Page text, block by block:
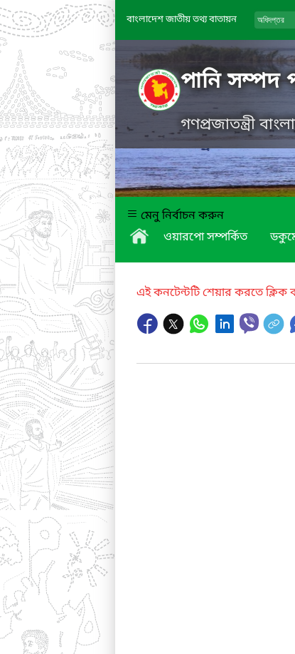
বাংলাদেশ জাতীয় তথ্য বাতায়ন
পানি সম্পদ
গণপ্রজাতন্ত্রী
মেনু নির্বাচন করুন
ওয়ারপো সম্পর্কিত
এই কনটেন্টটি শেয়ার করতে